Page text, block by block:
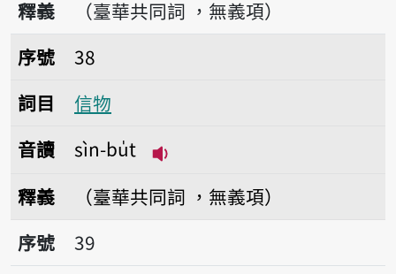
釋義
（臺華共同詞 ，無義項）
序號38信物
序號
38
詞目
信物
音讀
sìn-bu̍t
釋義
（臺華共同詞 ，無義項）
序號39生物
序號
39